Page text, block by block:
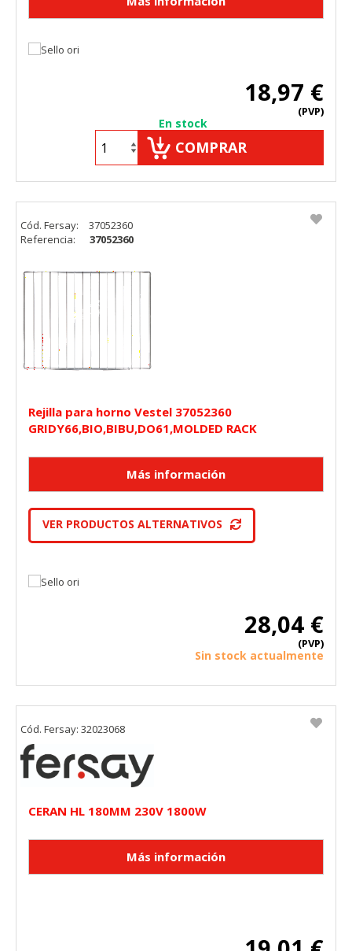
18,97 €
(PVP)
En stock
COMPRAR
Rejilla para horno Vestel 37052360
GRIDY66,BIO,BIBU,DO61,MOLDED RACK
VER PRODUCTOS ALTERNATIVOS
28,04 €
(PVP)
Sin stock actualmente
Cód. Fersay:
37052360
Referencia:
37052360
CERAN HL 180MM 230V 1800W
Cód. Fersay: 32023068